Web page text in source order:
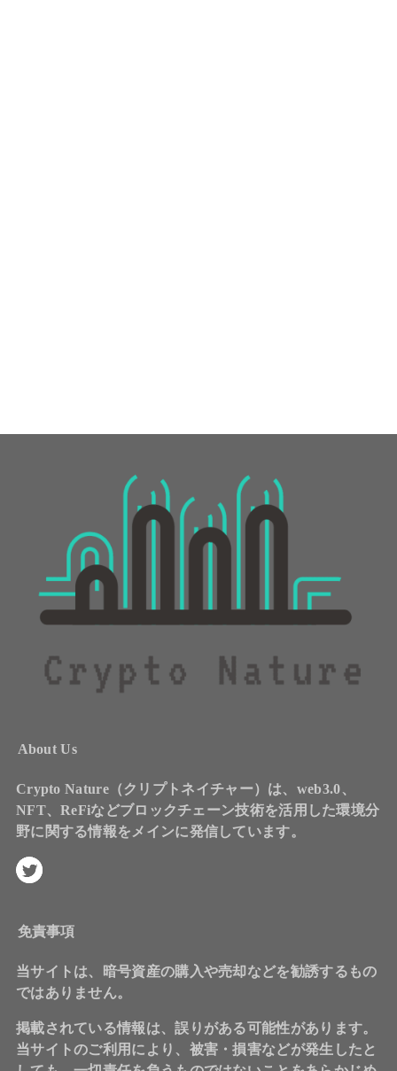
About Us
Crypto Nature（クリプトネイチャー）は、web3.0、
NFT、ReFiなどブロックチェーン技術を活用した環境分
野に関する情報をメインに発信しています。
免責事項
当サイトは、暗号資産の購入や売却などを勧誘するもの
ではありません。
掲載されている情報は、誤りがある可能性があります。
当サイトのご利用により、被害・損害などが発生したと